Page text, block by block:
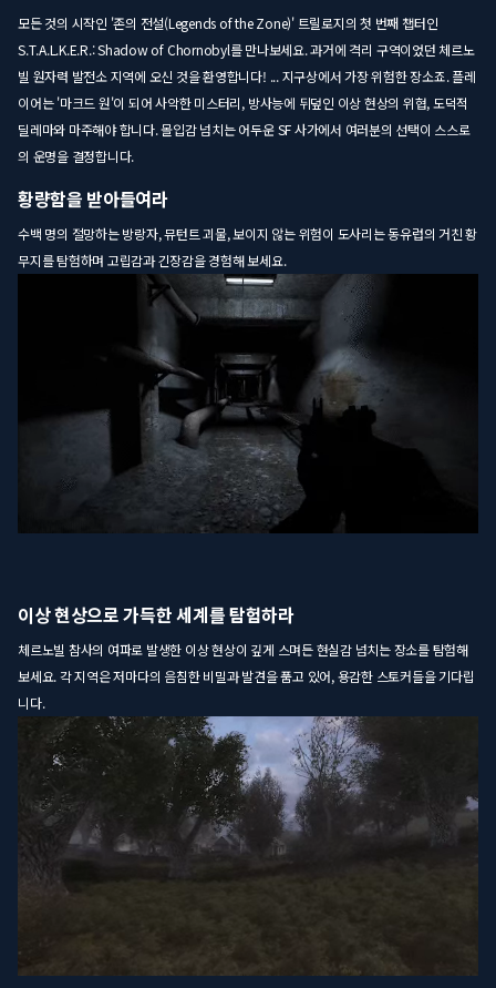
모든 것의 시작인 '존의 전설(Legends of the Zone)' 트릴로지의 첫 번째 챕터인
S.T.A.L.K.E.R.: Shadow of Chornobyl를 만나보세요. 과거에 격리 구역이었던 체르노
빌 원자력 발전소 지역에 오신 것을 환영합니다! ... 지구상에서 가장 위험한 장소죠. 플레
이어는 '마크드 원'이 되어 사악한 미스터리, 방사능에 뒤덮인 이상 현상의 위협, 도덕적
딜레마와 마주해야 합니다. 몰입감 넘치는 어두운 SF 사가에서 여러분의 선택이 스스로
의 운명을 결정합니다.
황량함을 받아들여라
수백 명의 절망하는 방랑자, 뮤턴트 괴물, 보이지 않는 위험이 도사리는 동유럽의 거친 황
무지를 탐험하며 고립감과 긴장감을 경험해 보세요.
이상 현상으로 가득한 세계를 탐험하라
체르노빌 참사의 여파로 발생한 이상 현상이 깊게 스며든 현실감 넘치는 장소를 탐험해
보세요. 각 지역은 저마다의 음침한 비밀과 발견을 품고 있어, 용감한 스토커들을 기다립
니다.